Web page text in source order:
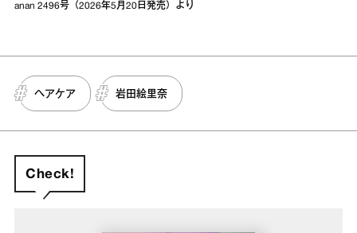
anan 2496号（2026年5月20日発売）より
ヘアケア 岩田絵里奈
Check!